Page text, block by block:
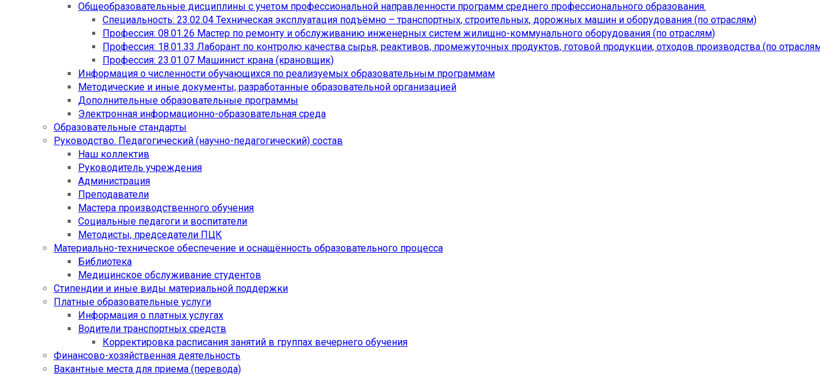
Общеобразовательные дисциплины с учетом профессиональной направленности программ среднего профессионального образования.
Специальность: 23.02.04 Техническая эксплуатация подъёмно – транспортных, строительных, дорожных машин и оборудования (по отраслям)
Профессия: 08.01.26 Мастер по ремонту и обслуживанию инженерных систем жилищно-коммунального оборудования (по отраслям)
Профессия: 18.01.33 Лаборант по контролю качества сырья, реактивов, промежуточных продуктов, готовой продукции, отходов производства (по
Профессия: 23.01.07 Машинист крана (крановщик)
Информация о численности обучающихся по реализуемых образовательным программам
Методические и иные документы, разработанные образовательной организацией
Дополнительные образовательные программы
Электронная информационно-образовательная среда
Образовательные стандарты
Руководство. Педагогический (научно-педагогический) состав
Наш коллектив
Руководитель учреждения
Администрация
Преподаватели
Мастера производственного обучения
Социальные педагоги и воспитатели​
Методисты, председатели ПЦК
Материально-техническое обеспечение и оснащённость образовательного процесса
Библиотека
Медицинское обслуживание студентов
Стипендии и иные виды материальной поддержки
Платные образовательные услуги
Информация о платных услугах
Водители транспортных средств
Корректировка расписания занятий в группах вечернего обучения
Финансово-хозяйственная деятельность
Вакантные места для приема (перевода)